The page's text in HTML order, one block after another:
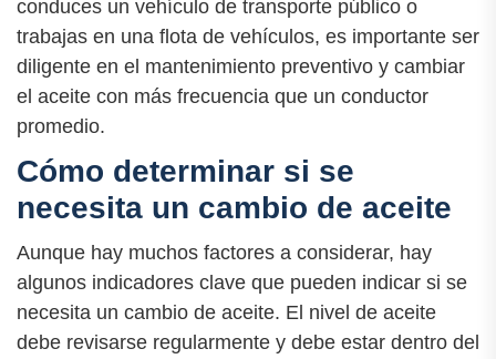
conduces un vehículo de transporte público o
trabajas en una flota de vehículos, es importante ser
diligente en el mantenimiento preventivo y cambiar
el aceite con más frecuencia que un conductor
promedio.
Cómo determinar si se
necesita un cambio de aceite
Aunque hay muchos factores a considerar, hay
algunos indicadores clave que pueden indicar si se
necesita un cambio de aceite. El nivel de aceite
debe revisarse regularmente y debe estar dentro del